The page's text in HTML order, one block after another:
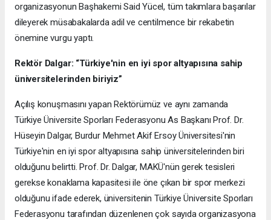
organizasyonun Başhakemi Said Yücel, tüm takımlara başarılar
dileyerek müsabakalarda adil ve centilmence bir rekabetin
önemine vurgu yaptı.
Rektör Dalgar: “Türkiye'nin en iyi spor altyapısına sahip
üniversitelerinden biriyiz”
Açılış konuşmasını yapan Rektörümüz ve aynı zamanda
Türkiye Üniversite Sporları Federasyonu As Başkanı Prof. Dr.
Hüseyin Dalgar, Burdur Mehmet Akif Ersoy Üniversitesi'nin
Türkiye'nin en iyi spor altyapısına sahip üniversitelerinden biri
olduğunu belirtti. Prof. Dr. Dalgar, MAKÜ'nün gerek tesisleri
gerekse konaklama kapasitesi ile öne çıkan bir spor merkezi
olduğunu ifade ederek, üniversitenin Türkiye Üniversite Sporları
Federasyonu tarafından düzenlenen çok sayıda organizasyona